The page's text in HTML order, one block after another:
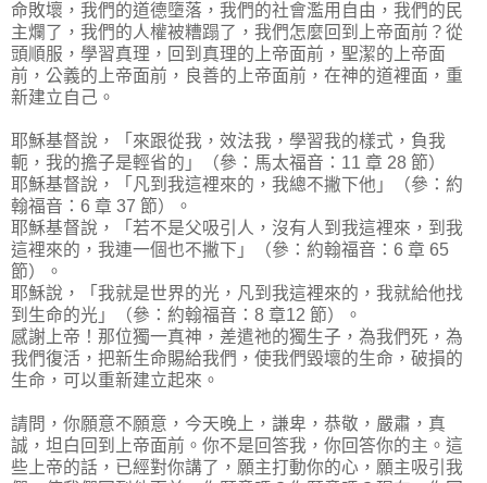
命敗壞，我們的道德墮落，我們的社會濫用自由，我們的民
主爛了，我們的人權被糟蹋了，我們怎麼回到上帝面前？從
頭順服，學習真理，回到真理的上帝面前，聖潔的上帝面
前，公義的上帝面前，良善的上帝面前，在神的道裡面，重
新建立自己。
耶穌基督說，「來跟從我，效法我，學習我的樣式，負我
軛，我的擔子是輕省的」（參：馬太福音：11 章 28 節）
耶穌基督說，「凡到我這裡來的，我總不撇下他」（參：約
翰福音：6 章 37 節）。
耶穌基督說，「若不是父吸引人，沒有人到我這裡來，到我
這裡來的，我連一個也不撇下」（參：約翰福音：6 章 65
節）。
耶穌說，「我就是世界的光，凡到我這裡來的，我就給他找
到生命的光」（參：約翰福音：8 章12 節）。
感謝上帝！那位獨一真神，差遣祂的獨生子，為我們死，為
我們復活，把新生命賜給我們，使我們毀壞的生命，破損的
生命，可以重新建立起來。
請問，你願意不願意，今天晚上，謙卑，恭敬，嚴肅，真
誠，坦白回到上帝面前。你不是回答我，你回答你的主。這
些上帝的話，已經對你講了，願主打動你的心，願主吸引我